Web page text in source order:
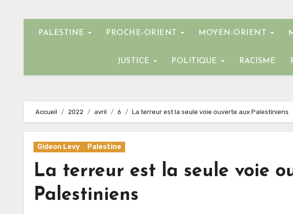
PALESTINE PROCHE-ORIENT MOYEN-ORIENT
JUSTICE POLITIQUE RACISME
Accueil 2022 avril 6 La terreur est la seule voie ouverte aux Palestiniens
Gideon Levy Palestine
La terreur est la seule voie
Palestiniens